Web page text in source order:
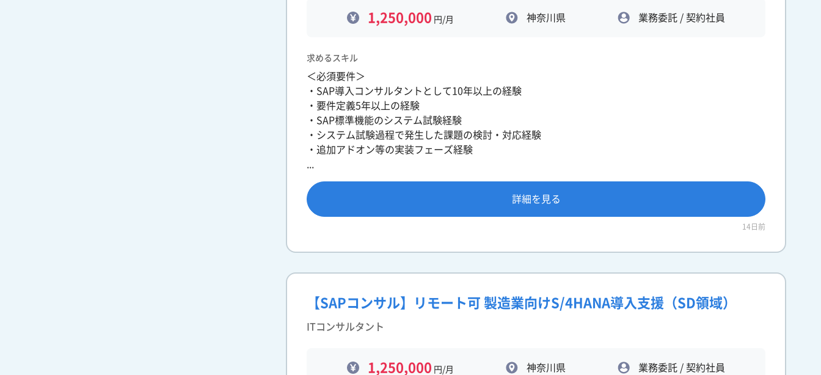
1,250,000 円/月 神奈川県 業務委託 / 契約社員
求めるスキル
＜必須要件＞
・SAP導入コンサルタントとして10年以上の経験
・要件定義5年以上の経験
・SAP標準機能のシステム試験経験
・システム試験過程で発生した課題の検討・対応経験
・追加アドオン等の実装フェーズ経験
詳細を見る
14日前
【SAPコンサル】リモート可 製造業向けS/4HANA導入支援（SD領域）
ITコンサルタント
1,250,000 円/月 神奈川県 業務委託 / 契約社員